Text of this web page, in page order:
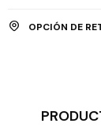
OPCIÓN DE